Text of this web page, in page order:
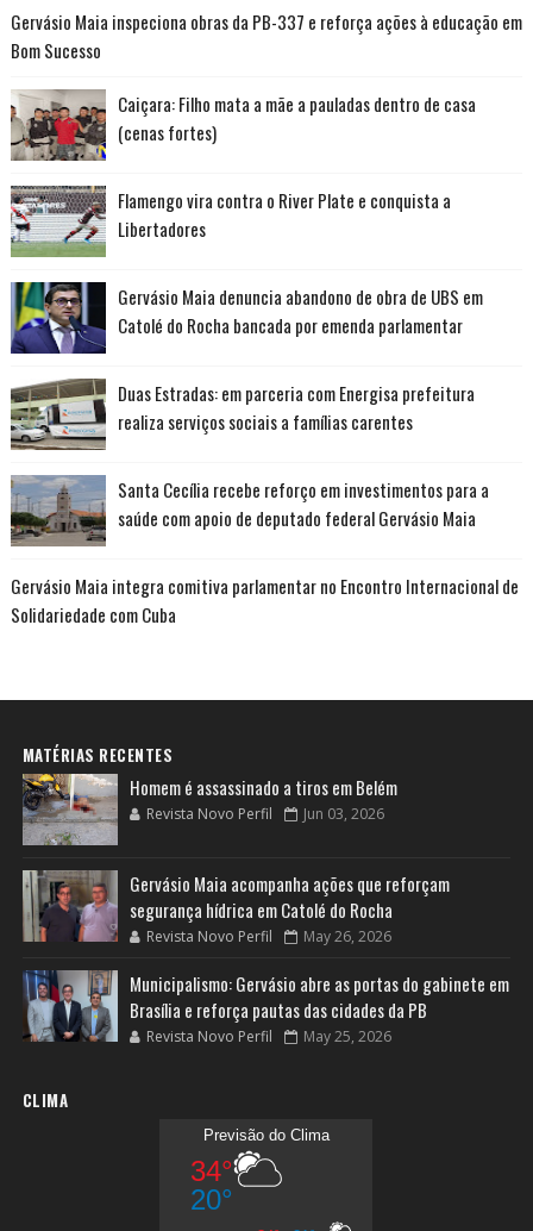
Gervásio Maia inspeciona obras da PB-337 e reforça ações à educação em
Bom Sucesso
Caiçara: Filho mata a mãe a pauladas dentro de casa
(cenas fortes)
Flamengo vira contra o River Plate e conquista a
Libertadores
Gervásio Maia denuncia abandono de obra de UBS em
Catolé do Rocha bancada por emenda parlamentar
Duas Estradas: em parceria com Energisa prefeitura
realiza serviços sociais a famílias carentes
Santa Cecília recebe reforço em investimentos para a
saúde com apoio de deputado federal Gervásio Maia
Gervásio Maia integra comitiva parlamentar no Encontro Internacional de
Solidariedade com Cuba
MATÉRIAS RECENTES
Homem é assassinado a tiros em Belém
Revista Novo Perfil Jun 03, 2026
Gervásio Maia acompanha ações que reforçam
segurança hídrica em Catolé do Rocha
Revista Novo Perfil May 26, 2026
Municipalismo: Gervásio abre as portas do gabinete em
Brasília e reforça pautas das cidades da PB
Revista Novo Perfil May 25, 2026
CLIMA